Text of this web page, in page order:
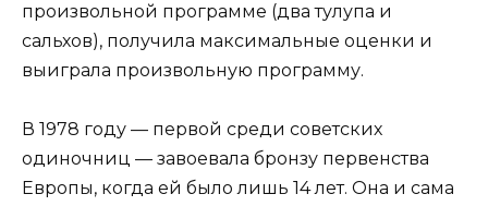
произвольной программе (два тулупа и
сальхов), получила максимальные оценки и
выиграла произвольную программу.
В 1978 году — первой среди советских
одиночниц — завоевала бронзу первенства
Европы, когда ей было лишь 14 лет. Она и сама